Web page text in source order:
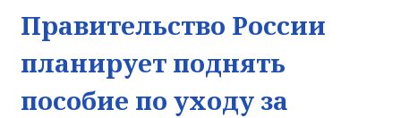
Правительство России
планирует поднять
пособие по уходу за